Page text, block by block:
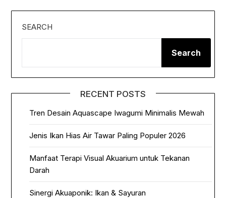
SEARCH
Search
RECENT POSTS
Tren Desain Aquascape Iwagumi Minimalis Mewah
Jenis Ikan Hias Air Tawar Paling Populer 2026
Manfaat Terapi Visual Akuarium untuk Tekanan
Darah
Sinergi Akuaponik: Ikan & Sayuran